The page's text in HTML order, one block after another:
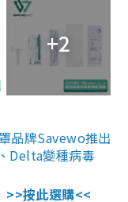
+2
品牌Savewo推出
Delta變種病毒
>>按此選購<<